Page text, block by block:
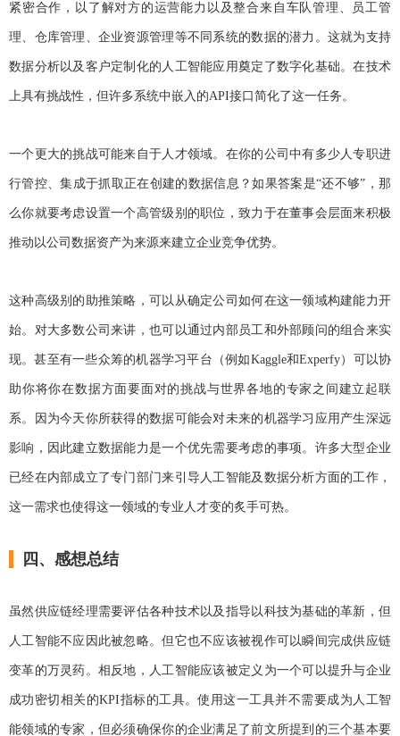
紧密合作，以了解对方的运营能力以及整合来自车队管理、员工管
理、仓库管理、企业资源管理等不同系统的数据的潜力。这就为支持
数据分析以及客户定制化的人工智能应用奠定了数字化基础。在技术
上具有挑战性，但许多系统中嵌入的API接口简化了这一任务。
一个更大的挑战可能来自于人才领域。在你的公司中有多少人专职进
行管控、集成于抓取正在创建的数据信息？如果答案是“还不够”，那
么你就要考虑设置一个高管级别的职位，致力于在董事会层面来积极
推动以公司数据资产为来源来建立企业竞争优势。
这种高级别的助推策略，可以从确定公司如何在这一领域构建能力开
始。对大多数公司来讲，也可以通过内部员工和外部顾问的组合来实
现。甚至有一些众筹的机器学习平台（例如Kaggle和Experfy）可以协
助你将你在数据方面要面对的挑战与世界各地的专家之间建立起联
系。因为今天你所获得的数据可能会对未来的机器学习应用产生深远
影响，因此建立数据能力是一个优先需要考虑的事项。许多大型企业
已经在内部成立了专门部门来引导人工智能及数据分析方面的工作，
这一需求也使得这一领域的专业人才变的炙手可热。
四、感想总结
虽然供应链经理需要评估各种技术以及指导以科技为基础的革新，但
人工智能不应因此被忽略。但它也不应该被视作可以瞬间完成供应链
变革的万灵药。相反地，人工智能应该被定义为一个可以提升与企业
成功密切相关的KPI指标的工具。使用这一工具并不需要成为人工智
能领域的专家，但必须确保你的企业满足了前文所提到的三个基本要